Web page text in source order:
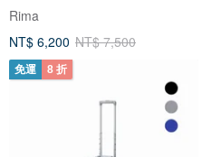
Rima
NT$ 6,200 NT$ 7,500
免運 8 折